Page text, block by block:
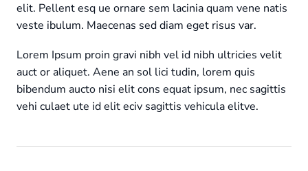
elit. Pellent esq ue ornare sem lacinia quam vene natis
veste ibulum. Maecenas sed diam eget risus var.
Lorem Ipsum proin gravi nibh vel id nibh ultricies velit
auct or aliquet. Aene an sol lici tudin, lorem quis
bibendum aucto nisi elit cons equat ipsum, nec sagittis
vehi culaet ute id elit eciv sagittis vehicula elitve.